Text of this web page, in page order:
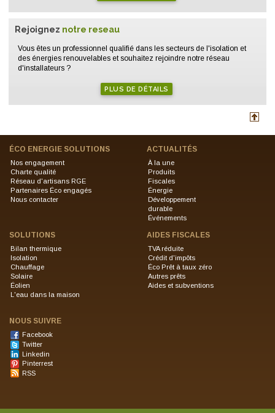
Rejoignez notre reseau
Vous êtes un professionnel qualifié dans les secteurs de l'isolation et
des énergies renouvelables et souhaitez rejoindre notre réseau
d'installateurs ?
PLUS DE DÉTAILS
ÉCO ENERGIE SOLUTIONS
Nos engagement
Charte qualité
Réseau d'artisans RGE
Partenaires Éco engagés
Nous contacter
ACTUALITÉS
À la une
Produits
Fiscales
Énergie
Développement
durable
Événements
SOLUTIONS
Bilan thermique
Isolation
Chauffage
Solaire
Éolien
L'eau dans la maison
AIDES FISCALES
TVA réduite
Crédit d'impôts
Éco Prêt à taux zéro
Autres prêts
Aides et subventions
NOUS SUIVRE
Facebook
Twitter
Linkedin
Pinterrest
RSS